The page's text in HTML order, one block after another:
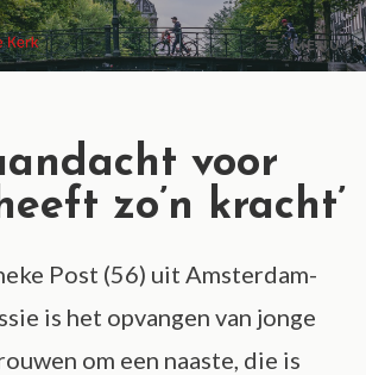
MENU
voor
zo’n kracht’
Post (56) uit Amsterdam-
is het opvangen van jonge
om een naaste, die is